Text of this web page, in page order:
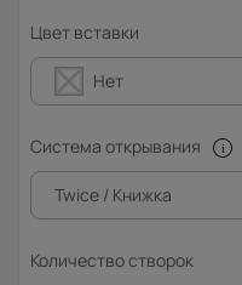
Цвет вставки
Нет
Система открывания
Twice / Книжка
Количество створок